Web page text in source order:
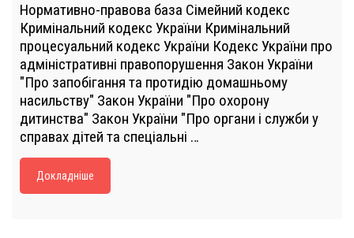
Нормативно-правова база Сімейний кодекс
Кримінальний кодекс України Кримінальний
процесуальний кодекс України Кодекс України про
адміністративні правопорушення Закон України
"Про запобігання та протидію домашньому
насильству" Закон України "Про охорону
дитинства" Закон України "Про органи і служби у
справах дітей та спеціальні …
Докладніше